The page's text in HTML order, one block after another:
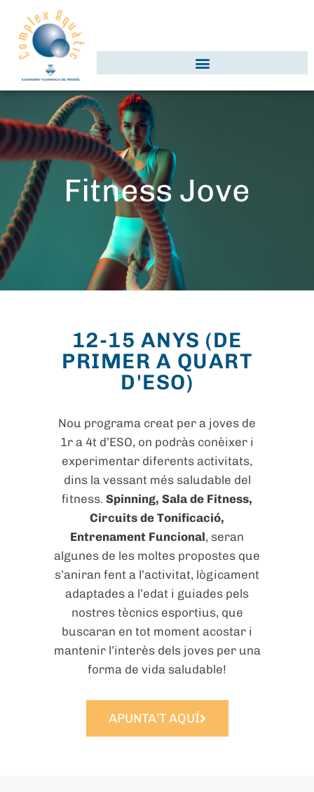
Fitness Jove
12-15 ANYS (DE
PRIMER A QUART
D'ESO)
Nou programa creat per a joves de
1r a 4t d’ESO, on podràs conèixer i
experimentar diferents activitats,
dins la vessant més saludable del
fitness. Spinning, Sala de Fitness,
Circuits de Tonificació,
Entrenament Funcional, seran
algunes de les moltes propostes que
s’aniran fent a l’activitat, lògicament
adaptades a l’edat i guiades pels
nostres tècnics esportius, que
buscaran en tot moment acostar i
mantenir l’interès dels joves per una
forma de vida saludable!
APUNTA'T AQUÍ